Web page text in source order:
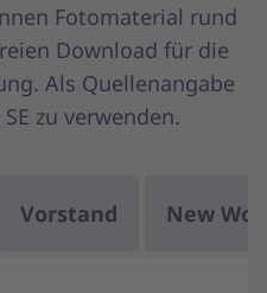
Fotomaterial rund
Download für die
Als Quellenangabe
zu verwenden.
Vorstand New